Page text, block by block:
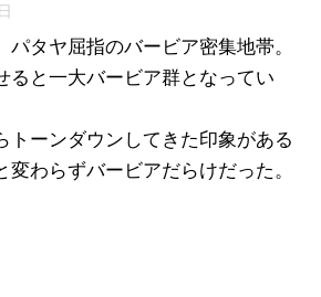
タヤ屈指のバービア密集地帯。
ると一大バービア群となってい
トーンダウンしてきた印象がある
変わらずバービアだらけだった。